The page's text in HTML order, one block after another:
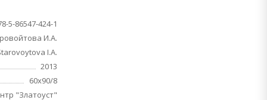
5-86547-424-1
И.А.
I.A.
2013
60х90/8
"Златоуст"